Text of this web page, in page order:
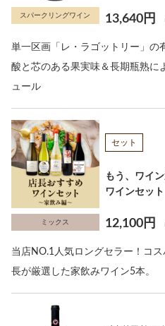
スパークリングワイン 13,640円
単一区画「レ・ラゴットリー」の
酸と芯のある果実味＆長期瓶熟に
ュール
ミックス
セット
もう、ワイ
ワインセッ
12,100円
当店NO.1人気ロングセラー！コ
長が厳選した家飲みワイン5本。